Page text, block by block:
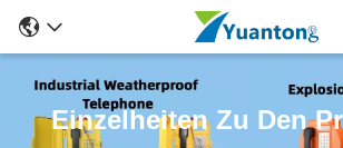
Einzelheiten Zu Den